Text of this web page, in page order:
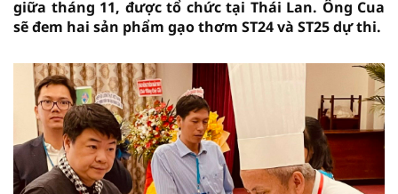
giữa tháng 11, được tổ chức tại Thái Lan. Ông Cua
sẽ đem hai sản phẩm gạo thơm ST24 và ST25 dự thi.